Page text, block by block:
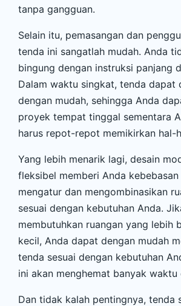
tanpa gangguan.
Selain itu, pemasangan dan
tenda ini sangatlah mudah. Anda
bingung dengan instruksi panjang
Dalam waktu singkat, tenda dapat
dengan mudah, sehingga Anda
proyek tempat tinggal sementara
harus repot-repot memikirkan hal-
Yang lebih menarik lagi, desain
fleksibel memberi Anda kebebasan
mengatur dan mengombinasikan
sesuai dengan kebutuhan Anda.
membutuhkan ruangan yang lebih
kecil, Anda dapat dengan mudah
tenda sesuai dengan kebutuhan
ini akan menghemat banyak waktu
Dan tidak kalah pentingnya, tenda